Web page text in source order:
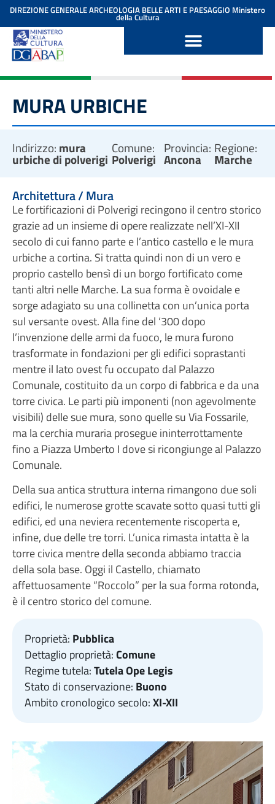
contenuto
DIREZIONE GENERALE ARCHEOLOGIA BELLE ARTI E PAESAGGIO Ministero
della Cultura
MURA URBICHE
Indirizzo: mura
urbiche di polverigi
Comune:
Polverigi
Provincia:
Ancona
Regione:
Marche
Architettura / Mura
Le fortificazioni di Polverigi recingono il centro storico
grazie ad un insieme di opere realizzate nell’XI-XII
secolo di cui fanno parte e l’antico castello e le mura
urbiche a cortina. Si tratta quindi non di un vero e
proprio castello bensì di un borgo fortificato come
tanti altri nelle Marche. La sua forma è ovoidale e
sorge adagiato su una collinetta con un’unica porta
sul versante ovest. Alla fine del ‘300 dopo
l’invenzione delle armi da fuoco, le mura furono
trasformate in fondazioni per gli edifici soprastanti
mentre il lato ovest fu occupato dal Palazzo
Comunale, costituito da un corpo di fabbrica e da una
torre civica. Le parti più imponenti (non agevolmente
visibili) delle sue mura, sono quelle su Via Fossarile,
ma la cerchia muraria prosegue ininterrottamente
fino a Piazza Umberto I dove si ricongiunge al Palazzo
Comunale.
Della sua antica struttura interna rimangono due soli
edifici, le numerose grotte scavate sotto quasi tutti gli
edifici, ed una neviera recentemente riscoperta e,
infine, due delle tre torri. L’unica rimasta intatta è la
torre civica mentre della seconda abbiamo traccia
della sola base. Oggi il Castello, chiamato
affettuosamente “Roccolo” per la sua forma rotonda,
è il centro storico del comune.
Proprietà: Pubblica
Dettaglio proprietà:Comune
Regime tutela:Tutela Ope Legis
Stato di conservazione: Buono
Ambito cronologico secolo:XI-XII